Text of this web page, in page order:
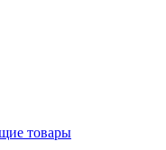
товары